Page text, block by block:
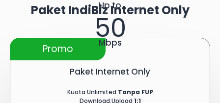
Paket IndiBiz Internet Only
Promo
Up to
50
Mbps
Paket Internet Only
Kuota Unlimited Tanpa FUP
Download:Upload 1:1